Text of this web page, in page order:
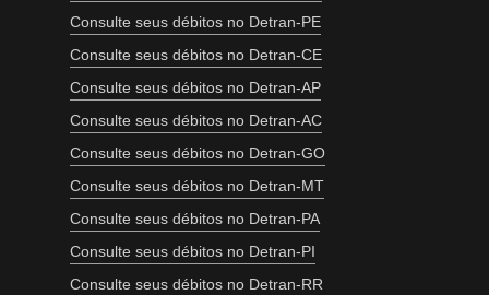
Consulte seus débitos no Detran-PE
Consulte seus débitos no Detran-CE
Consulte seus débitos no Detran-AP
Consulte seus débitos no Detran-AC
Consulte seus débitos no Detran-GO
Consulte seus débitos no Detran-MT
Consulte seus débitos no Detran-PA
Consulte seus débitos no Detran-PI
Consulte seus débitos no Detran-RR